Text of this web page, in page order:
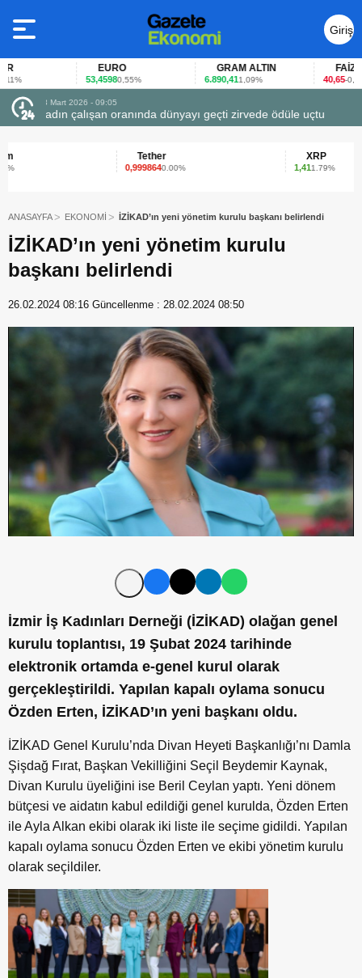
Giriş
Yap
EURO
53,45980,55%
GRAM ALTIN
6.890,411,09%
FAİZ
40,65 -0,12%
23 Mart 2026 - 07:12
Firmalar gıda fuarlarını bu anket ile değerlendirdi
Tether
0,9998640.00%
XRP
1.79%
ANASAYFA EKONOMİ İZİKAD’ın yeni yönetim kurulu başkanı belirlendi
İZİKAD’ın yeni yönetim kurulu
başkanı belirlendi
26.02.2024 08:16 Güncellenme : 28.02.2024 08:50
İzmir İş Kadınları Derneği (İZİKAD) olağan genel
kurulu toplantısı, 19 Şubat 2024 tarihinde
elektronik ortamda e-genel kurul olarak
gerçekleştirildi. Yapılan kapalı oylama sonucu
Özden Erten, İZİKAD’ın yeni başkanı oldu.
İZİKAD Genel Kurulu’nda Divan Heyeti Başkanlığı’nı Damla
Şişdağ Fırat, Başkan Vekilliğini Seçil Beydemir Kaynak,
Divan Kurulu üyeliğini ise Beril Ceylan yaptı. Yeni dönem
bütçesi ve aidatın kabul edildiği genel kurulda, Özden Erten
ile Ayla Alkan ekibi olarak iki liste ile seçime gidildi. Yapılan
kapalı oylama sonucu Özden Erten ve ekibi yönetim kurulu
olarak seçildiler.